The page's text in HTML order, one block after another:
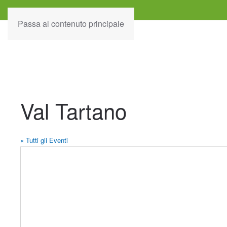
Passa al contenuto principale
Val Tartano
« Tutti gli Eventi